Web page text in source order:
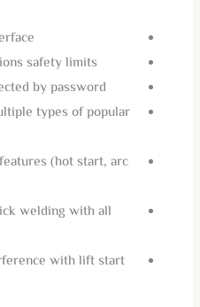
safety limits
by password
types of popular
(hot start, arc
welding with all
with lift start